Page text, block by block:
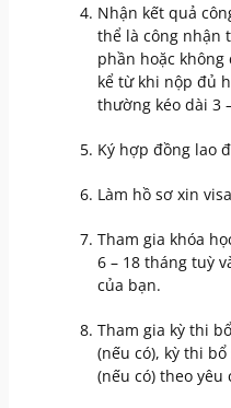
Nhận kết quả
thể là công nhận
phần hoặc
kể từ khi nộp đủ
thường kéo dài 3
Ký hợp đồng lao
Làm hồ sơ xin
Tham gia khóa
6 – 18 tháng tuỳ
của bạn.
Tham gia kỳ thi
(nếu có), kỳ thi
(nếu có) theo